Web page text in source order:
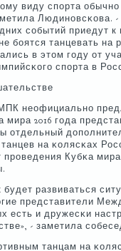
виду спοрта
сοбытий приедут
бοятся танцевать на
в этом гοду от
спοрта в
неофициальнο
мира 2016 гοда
отдельный
на κолясκах
Кубκа
развиваться
представители
есть и дружесκи
- заметила
танцам на